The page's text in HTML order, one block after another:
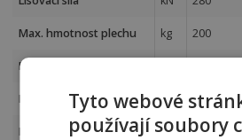
Max. hmotnost plechu kg 200
Nástrojový systém
Max. průměr nástroje mm 105
Max. počet nástrojů ks 16 / 24
Tyto webové
používají soubory